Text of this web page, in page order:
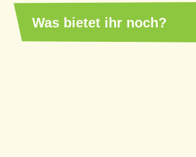
Was bietet ihr noch?